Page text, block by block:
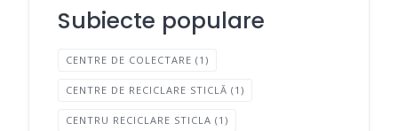
Subiecte populare
CENTRE DE COLECTARE (1)
CENTRE DE RECICLARE STICLĂ (1)
CENTRU RECICLARE STICLA (1)